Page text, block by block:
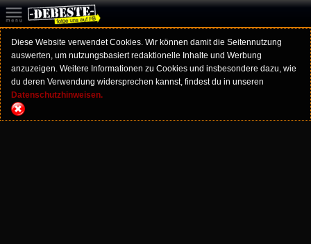
Diese Website verwendet Cookies. Wir können damit die Seitennutzung
auswerten, um nutzungsbasiert redaktionelle Inhalte und Werbung
anzuzeigen. Weitere Informationen zu Cookies und insbesondere dazu, wie
du deren Verwendung widersprechen kannst, findest du in unseren
Datenschutzhinweisen.